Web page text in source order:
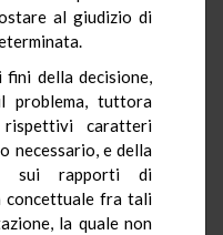
al giudizio di
fini della decisione,
problema, tuttora
caratteri
necessario, e della
sui rapporti di
concettuale fra tali
la quale non